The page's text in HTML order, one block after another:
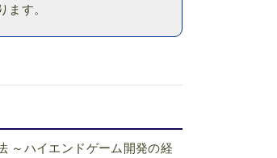
す。
～ハイエンドゲーム開発の経